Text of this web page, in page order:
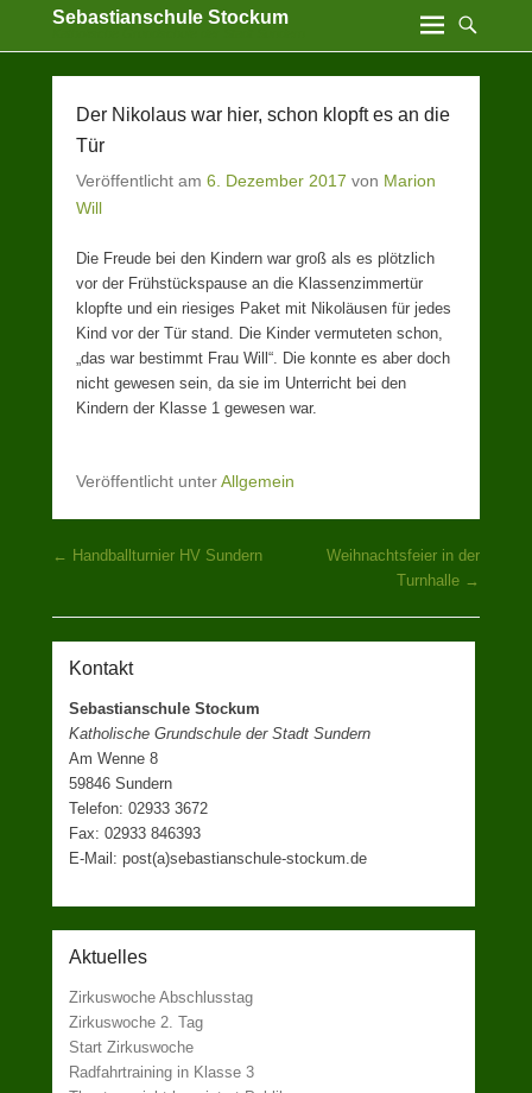
Sebastianschule Stockum
Der Nikolaus war hier, schon klopft es an die
Tür
Veröffentlicht am 6. Dezember 2017 von Marion
Will
Die Freude bei den Kindern war groß als es plötzlich
vor der Frühstückspause an die Klassenzimmertür
klopfte und ein riesiges Paket mit Nikoläusen für jedes
Kind vor der Tür stand. Die Kinder vermuteten schon,
„das war bestimmt Frau Will“. Die konnte es aber doch
nicht gewesen sein, da sie im Unterricht bei den
Kindern der Klasse 1 gewesen war.
Veröffentlicht unterAllgemein
Beitragsnavigation
← Handballturnier HV Sundern
Weihnachtsfeier in der
Turnhalle →
Kontakt
Sebastianschule Stockum
Katholische Grundschule der Stadt Sundern
Am Wenne 8
59846 Sundern
Telefon: 02933 3672
Fax: 02933 846393
E-Mail: post(a)sebastianschule-stockum.de
Aktuelles
Zirkuswoche Abschlusstag
Zirkuswoche 2. Tag
Start Zirkuswoche
Radfahrtraining in Klasse 3